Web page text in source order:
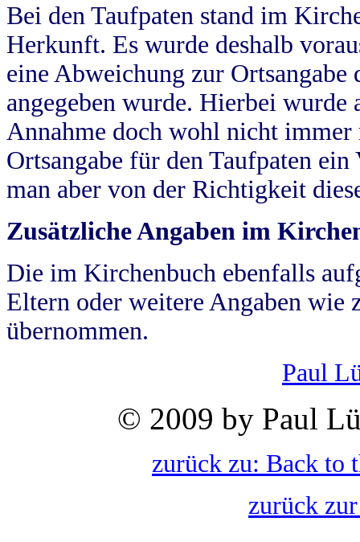
Bei den Taufpaten stand im
Herkunft. Es wurde deshalb
eine Abweichung zur
angegeben wurde. Hierbei wurde
Annahme doch wohl nicht
Ortsangabe für den Taufpaten
man aber von der Richtigkeit
Zusätzliche Angaben im
Die im Kirchenbuch ebenfalls
Eltern oder weitere Angaben wie
übernommen.
Paul
© 2009 by Paul
zurück zu: Back to
zurück